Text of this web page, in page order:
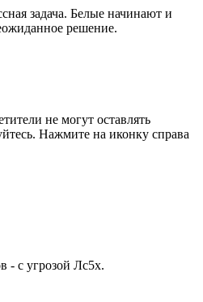
задача. Белые начинают и
решение.
не могут оставлять
Нажмите на иконку справа
- с угрозой Лс5x.